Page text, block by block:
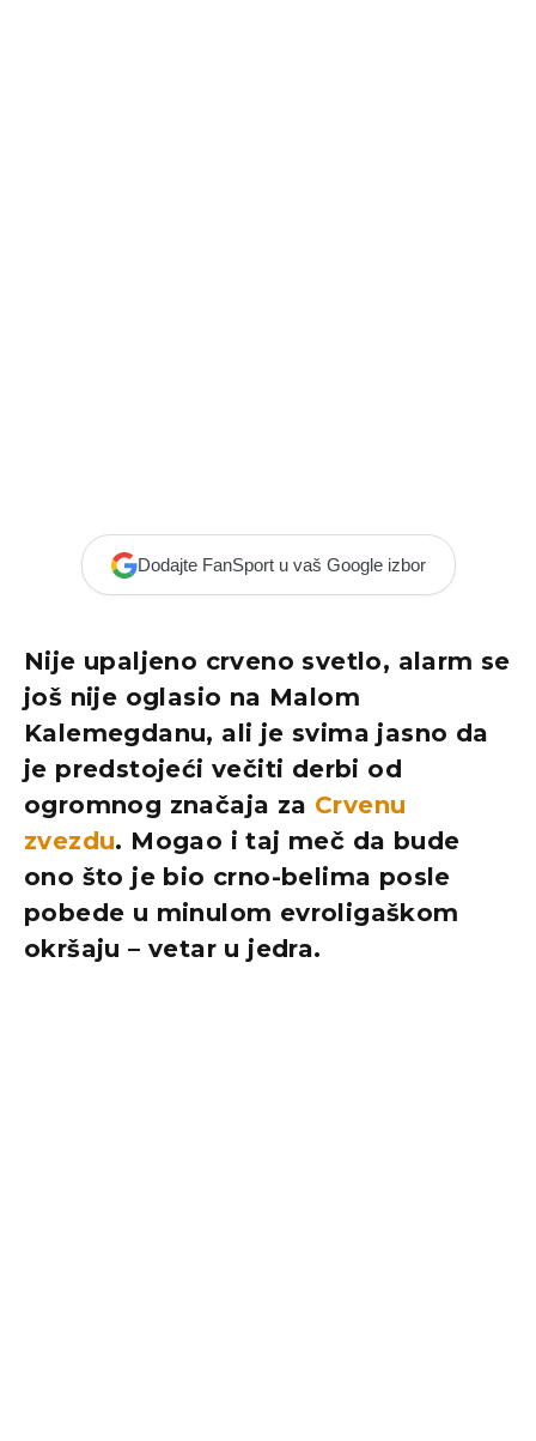
Dodajte FanSport u vaš Google izbor
Nije upaljeno crveno svetlo, alarm se
još nije oglasio na Malom
Kalemegdanu, ali je svima jasno da
je predstojeći večiti derbi od
ogromnog značaja za Crvenu
zvezdu. Mogao i taj meč da bude
ono što je bio crno-belima posle
pobede u minulom evroligaškom
okršaju – vetar u jedra.